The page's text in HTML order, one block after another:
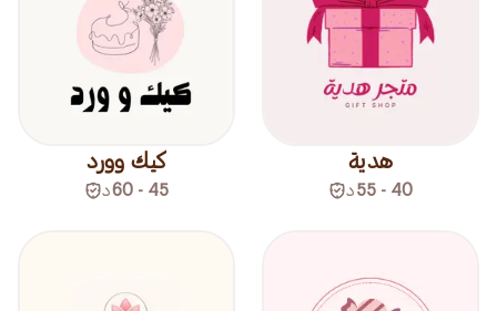
هدية
40 - 55 د
كيك وورد
45 - 60 د